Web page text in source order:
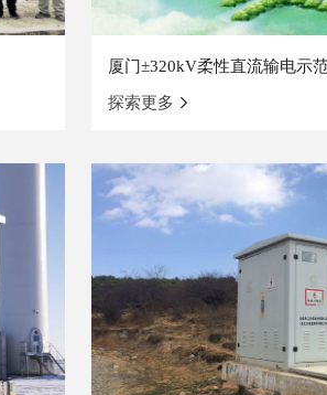
厦门±320kV柔性直流输电示
探索更多